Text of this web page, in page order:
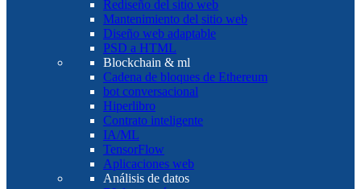
Rediseño del sitio web
Mantenimiento del sitio web
Diseño web adaptable
PSD a HTML
Blockchain & ml
Cadena de bloques de Ethereum
bot conversacional
Hiperlibro
Contrato inteligente
IA/ML
TensorFlow
Aplicaciones web
Análisis de datos